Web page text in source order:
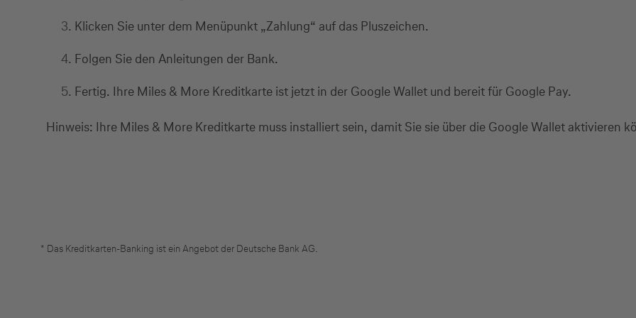
Klicken Sie unter dem Menüpunkt „Zahlung“ auf das Pluszeichen.
Folgen Sie den Anleitungen der Bank.
Fertig. Ihre Miles & More Kreditkarte ist jetzt in der Google Wallet und bereit für Google Pay.
Hinweis: Ihre Miles & More Kreditkarte muss installiert sein, damit Sie sie über die Google Wallet aktivieren
* Das Kreditkarten-Banking ist ein Angebot der Deutsche Bank AG.